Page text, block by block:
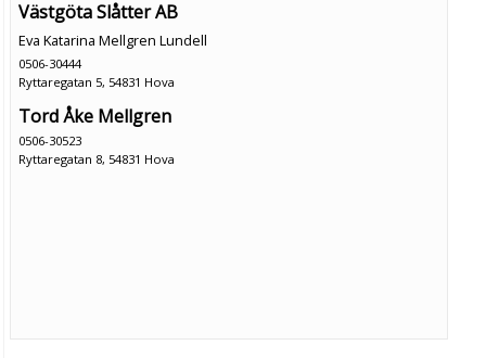
Västgöta Slåtter AB
Eva Katarina Mellgren Lundell
0506-30444
Ryttaregatan 5, 54831 Hova
Tord Åke Mellgren
0506-30523
Ryttaregatan 8, 54831 Hova